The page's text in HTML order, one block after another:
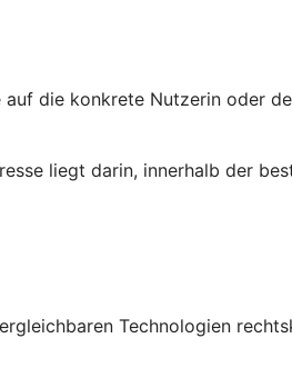
die konkrete Nutzerin oder
liegt darin, innerhalb der
Technologien